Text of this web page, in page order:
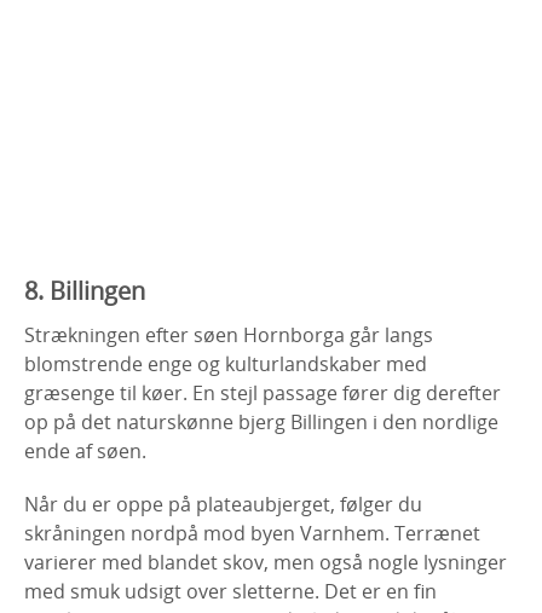
8. Billingen
Strækningen efter søen Hornborga går langs
blomstrende enge og kulturlandskaber med
græsenge til køer. En stejl passage fører dig derefter
op på det naturskønne bjerg Billingen i den nordlige
ende af søen.
Når du er oppe på plateaubjerget, følger du
skråningen nordpå mod byen Varnhem. Terrænet
varierer med blandet skov, men også nogle lysninger
med smuk udsigt over sletterne. Det er en fin